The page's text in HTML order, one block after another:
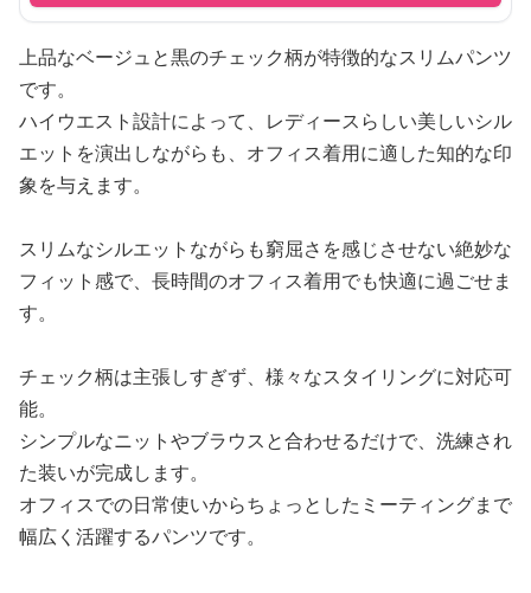
上品なベージュと黒のチェック柄が特徴的なスリムパンツ
です。
ハイウエスト設計によって、レディースらしい美しいシル
エットを演出しながらも、オフィス着用に適した知的な印
象を与えます。
スリムなシルエットながらも窮屈さを感じさせない絶妙な
フィット感で、長時間のオフィス着用でも快適に過ごせま
す。
チェック柄は主張しすぎず、様々なスタイリングに対応可
能。
シンプルなニットやブラウスと合わせるだけで、洗練され
た装いが完成します。
オフィスでの日常使いからちょっとしたミーティングまで
幅広く活躍するパンツです。